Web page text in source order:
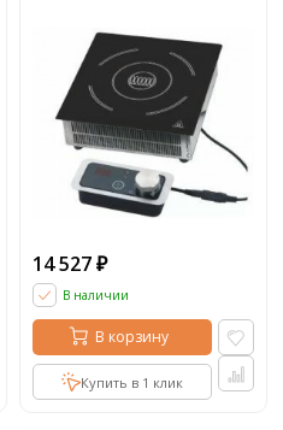
14 527 ₽
В наличии
В корзину
Купить в 1 клик